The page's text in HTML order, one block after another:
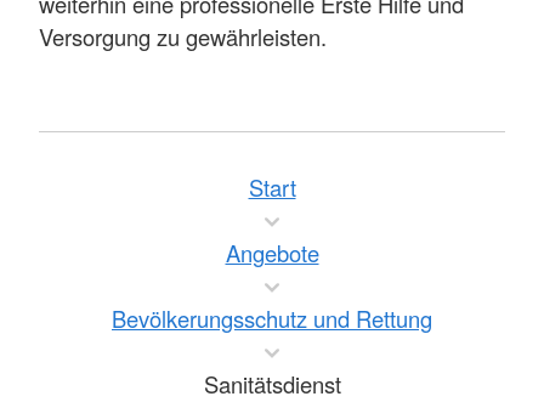
Versorgung zu gewährleisten.
Start
Angebote
Bevölkerungsschutz und Rettung
Sanitätsdienst